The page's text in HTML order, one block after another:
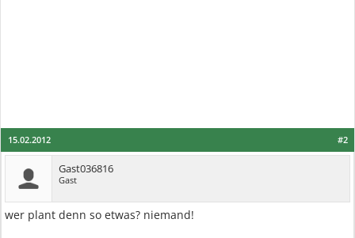
#2
15.02.2012
Gast036816
Gast
wer plant denn so etwas? niemand!